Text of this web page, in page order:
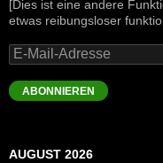
[Dies ist eine andere
etwas reibungsloser
E-
Mail-
Adresse
ABONNIEREN
AUGUST 2026